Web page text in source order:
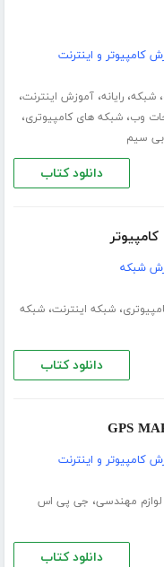
کامپیوتر و اینترنت
،شبکه،رایانه،آموزش اینترنت،
وب،شبکه های کامپیوتری،
بی سیم
دانلود کتاب
شبکه
،شبکه اینترنت،شبکه
دانلود کتاب
کامپیوتر و اینترنت
لوازم مهندسی، جی پی اس
دانلود کتاب